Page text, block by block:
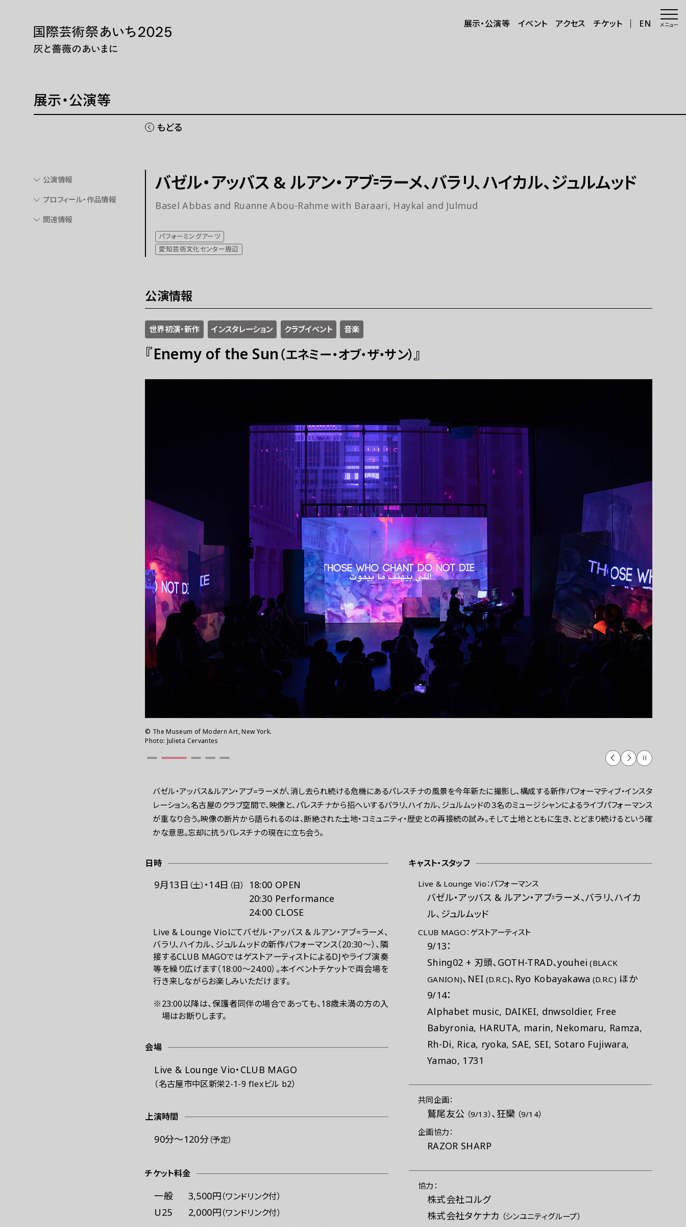
展示・公演等 イベント アクセス チケット EN メニュー
トップページ
特別プログラム「炎を囲む三日三晩」
国際芸術祭「あいち」とは
現代美術展
パフォーミングアーツ
ラーニングとは
拠点
グッズ
組織委員会からのお知らせ 鑑賞時のお願い
展示・公演等
もどる
公演情報
プロフィール・作品情報
関連情報
バゼル・アッバス & ルアン・アブ⹀ラーメ、バラリ、ハイカル、ジュルムッド
Basel Abbas and Ruanne Abou-Rahme with Baraari, Haykal and Julmud
パフォーミングアーツ
愛知芸術文化センター周辺
公演情報
世界初演・新作 インスタレーション クラブイベント 音楽
『Enemy of the Sun （エネミー・オブ・ザ・サン）』
© The Museum of Modern Art, New York.
Photo: Julieta Cervantes
© The Museum of Modern Art, New York.
Photo: Julieta Cervantes
バゼル・アッバス＆ルアン・アブ=ラーメが、消し去られ続ける危機にあるパレスチナの風景を今年新たに撮影し、構成する新作パフォーマティブ・インスタ
レーション。名古屋のクラブ空間で、映像と、パレスチナから招へいするバラリ、ハイカル、ジュルムッドの３名のミュージシャンによるライブパフォーマンス
が重なり合う。映像の断片から語られるのは、断絶された土地・コミュニティ・歴史との再接続の試み。そして土地とともに生き、とどまり続けるという確
かな意思。忘却に抗うパレスチナの現在に立ち会う。
日時
9月13日 （土） ・ 14日 （日） 18:00 OPEN
20:30 Performance
24:00 CLOSE
Live & Lounge Vioにてバゼル・アッバス & ルアン・アブ=ラーメ、
バラリ、ハイカル、ジュルムッドの新作パフォーマンス（20:30～）、隣
接するCLUB MAGOではゲストアーティストによるDJやライブ演奏
等を繰り広げます（18:00～24:00）。本イベントチケットで両会場を
行き来しながらお楽しみいただけます。
※23:00以降は、保護者同伴の場合であっても、18歳未満の方の入
場はお断りします。
会場
Live & Lounge Vio・CLUB MAGO
（名古屋市中区新栄2-1-9 flexビル b2）
上演時間
90分～120分 （予定）
チケット料金
一般 3,500円（ワンドリンク付）
U25 2,000円（ワンドリンク付）
キャスト・スタッフ
Live & Lounge Vio：パフォーマンス
バゼル・アッバス & ルアン・アブ⹀ラーメ、バラリ、ハイカ
ル、ジュルムッド
CLUB MAGO：ゲストアーティスト
9/13：
Shing02 + 刃頭、GOTH-TRAD、youhei (BLACK
GANION)、NEI (D.R.C)、Ryo Kobayakawa (D.R.C) ほか
9/14：
Alphabet music, DAIKEI, dnwsoldier, Free
Babyronia, HARUTA, marin, Nekomaru, Ramza,
Rh-Di, Rica, ryoka, SAE, SEI, Sotaro Fujiwara,
Yamao, 1731
共同企画：
鷲尾友公 （9/13） 、狂欒 （9/14）
企画協力：
RAZOR SHARP
協力：
株式会社コルグ
株式会社タケナカ （シンユニティグループ）